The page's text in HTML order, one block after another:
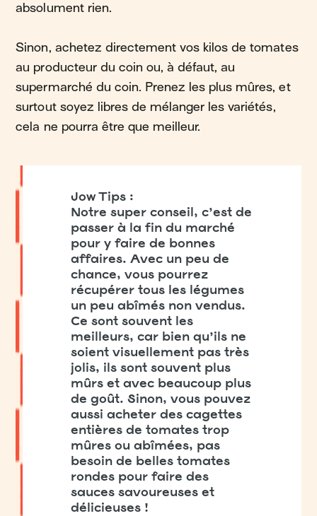
absolument rien.
Sinon, achetez directement vos kilos de tomates
au producteur du coin ou, à défaut, au
supermarché du coin. Prenez les plus mûres, et
surtout soyez libres de mélanger les variétés,
cela ne pourra être que meilleur.
Jow Tips :
Notre super conseil, c’est de
passer à la fin du marché
pour y faire de bonnes
affaires. Avec un peu de
chance, vous pourrez
récupérer tous les légumes
un peu abîmés non vendus.
Ce sont souvent les
meilleurs, car bien qu’ils ne
soient visuellement pas très
jolis, ils sont souvent plus
mûrs et avec beaucoup plus
de goût. Sinon, vous pouvez
aussi acheter des cagettes
entières de tomates trop
mûres ou abîmées, pas
besoin de belles tomates
rondes pour faire des
sauces savoureuses et
délicieuses !